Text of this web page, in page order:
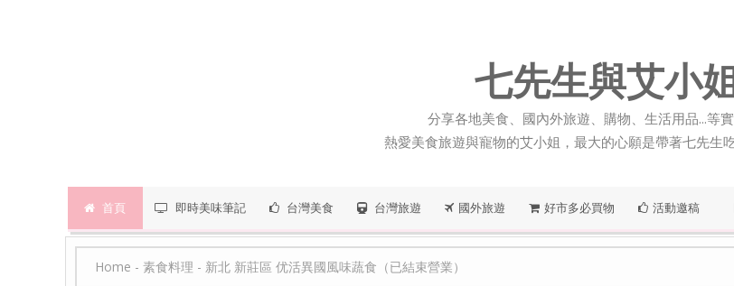
七先生與艾小
分享各地美食、國內外旅遊、購物、生活用品...等實
熱愛美食旅遊與寵物的艾小姐，最大的心願是帶著七先生
首頁 即時美味筆記 台灣美食 台灣旅遊 國外旅遊 好市多必買物 活動邀稿
Home - 素食料理 - 新北 新莊區 优活異國風味蔬食（已結束營業）